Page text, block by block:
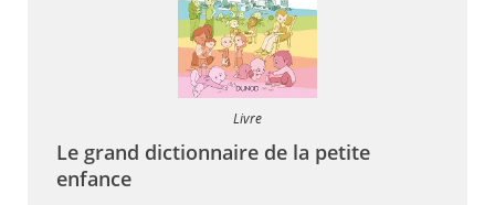
Livre
Le grand dictionnaire de la petite
enfance